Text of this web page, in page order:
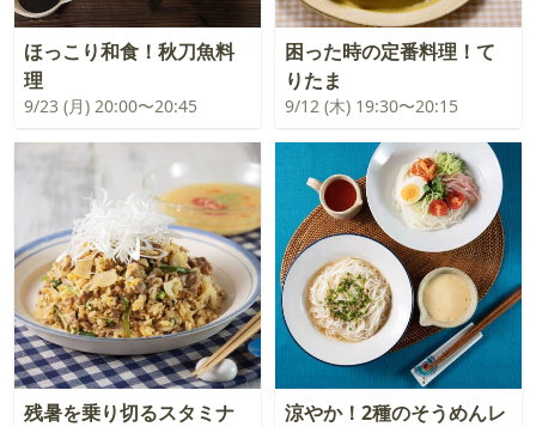
ほっこり和食！秋刀魚料
理
9/23 (月) 20:00〜20:45
困った時の定番料理！て
りたま
9/12 (木) 19:30〜20:15
残暑を乗り切るスタミナ
涼やか！2種のそうめんレ